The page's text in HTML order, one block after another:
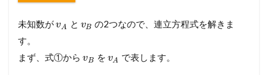
未知数がvA と vB の2つなので、連立方程式を解きま
す。
まず、式①から vB を vA で表します。